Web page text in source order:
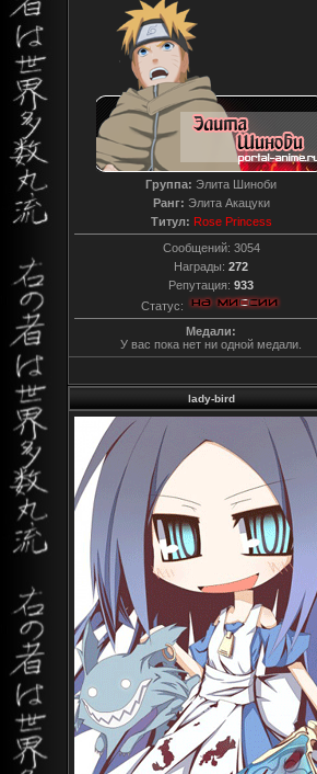
Группа: Элита Шиноби
Ранг: Элита Акацуки
Титул: Rose Princess
Сообщений: 3054
Награды: 272
Репутация: 933
Статус:
Медали:
У вас пока нет ни одной медали.
lady-bird